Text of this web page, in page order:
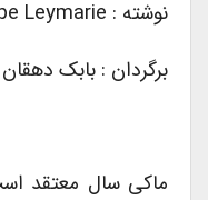
نوشته : Philippe Leymarie – روزنامه نگار
برگردان : بابک دهقان
ماکی سال معتقد